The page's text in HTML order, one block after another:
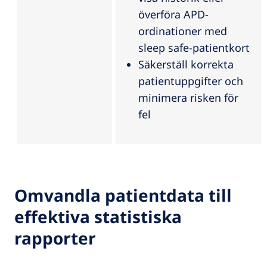
överföra APD-
ordinationer med
sleep safe-patientkort
Säkerställ korrekta
patientuppgifter och
minimera risken för
fel
Omvandla patientdata till
effektiva statistiska
rapporter